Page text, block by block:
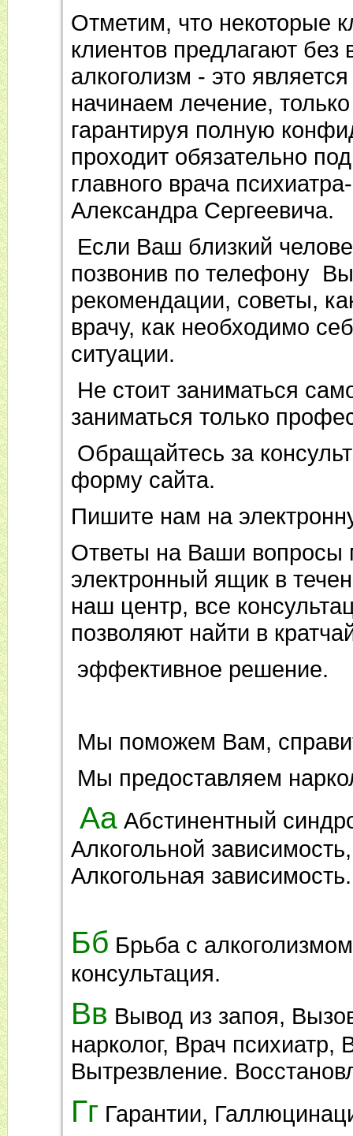
Отметим, что некоторые
клиентов предлагают
алкоголизм - это
начинаем лечение,
гарантируя полную
проходит обязательно
главного врача
Александра Сергеевича.
Если Ваш близкий
позвонив по телефону
рекомендации, советы,
врачу, как необходимо
ситуации.
Не стоит заниматься
заниматься только
Обращайтесь за
форму сайта.
Пишите нам на
Ответы на Ваши
электронный ящик в
наш центр, все
позволяют найти в
эффективное решение.
Мы поможем Вам,
Мы предоставляем
Аа Абстинентный
Алкогольной
Алкогольная зависимость.
Бб Брьба с
консультация.
Вв Вывод из запоя,
нарколог, Врач психиатр,
Вытрезвление.
Гг Гарантии,